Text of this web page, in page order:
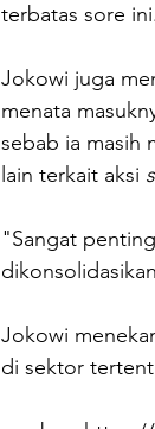
terbatas sore ini.
Jokowi juga
menata
sebab ia masih
lain terkait aksi
"Sangat
Jokowi
di sektor